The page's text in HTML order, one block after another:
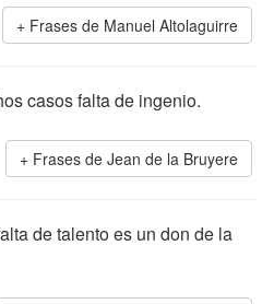
Frases de Manuel Altolaguirre
casos falta de ingenio.
Frases de Jean de la Bruyere
de talento es un don de la